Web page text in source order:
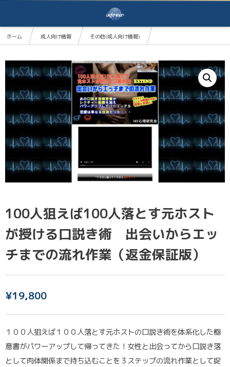
ホーム 成人向け情報
その他(成人向け情報)
100人狙えば100人落とす元ホスト
が授ける口説き術 出会いからエッ
チまでの流れ作業（返金保証版）
¥19,800
１００人狙えば１００人落とす元ホストの口説き術を体系化した極
意書がパワーアップして帰ってきた！女性と出会ってから口説き落
として肉体関係まで持ち込むことを３ステップの流れ作業として捉